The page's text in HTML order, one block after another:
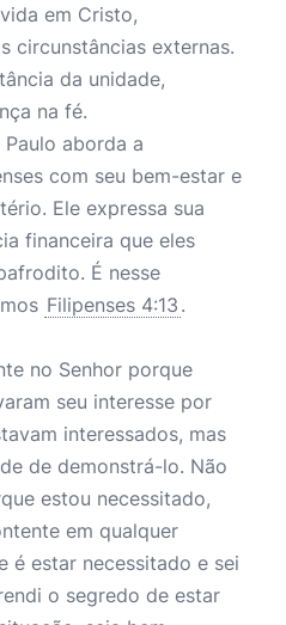
em Cristo,
circunstâncias externas.
da unidade,
na fé.
Paulo aborda a
com seu bem-estar e
Ele expressa sua
financeira que eles
É nesse
Filipenses 4:13 .
no Senhor porque
seu interesse por
interessados, mas
de demonstrá-lo. Não
estou necessitado,
em qualquer
é estar necessitado e sei
o segredo de estar